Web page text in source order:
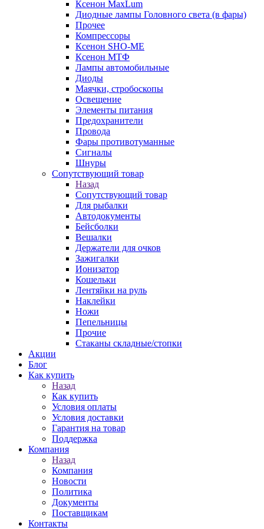
Ксенон MaxLum
Диодные лампы Головного света (в фары)
Прочее
Компрессоры
Ксенон SHO-ME
Ксенон МТФ
Лампы автомобильные
Диоды
Маячки, стробоскопы
Освещение
Элементы питания
Предохранители
Провода
Фары противотуманные
Сигналы
Шнуры
Сопутствующий товар
Назад
Сопутствующий товар
Для рыбалки
Автодокументы
Бейсболки
Вешалки
Держатели для очков
Зажигалки
Ионизатор
Кошельки
Лентяйки на руль
Наклейки
Ножи
Пепельницы
Прочие
Стаканы складные/стопки
Акции
Блог
Как купить
Назад
Как купить
Условия оплаты
Условия доставки
Гарантия на товар
Поддержка
Компания
Назад
Компания
Новости
Политика
Документы
Поставщикам
Контакты